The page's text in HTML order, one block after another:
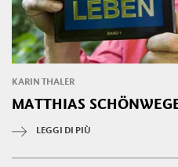
KARIN THALER
MATTHIAS
LEGGI DI PIÙ